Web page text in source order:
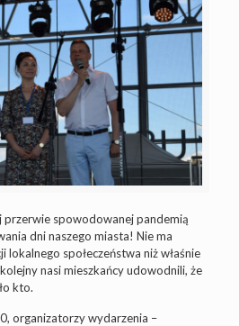
spowodowanej pandemią
dni naszego miasta! Nie ma
lokalnego społeczeństwa niż właśnie
nasi mieszkańcy udowodnili, że
kto.
organizatorzy wydarzenia –